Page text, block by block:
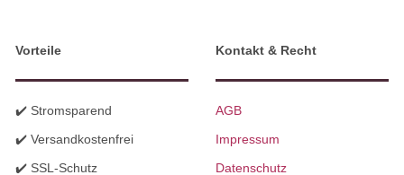
Vorteile
✔️ Stromsparend
✔️ Versandkostenfrei
✔️ SSL-Schutz
Kontakt & Recht
AGB
Impressum
Datenschutz